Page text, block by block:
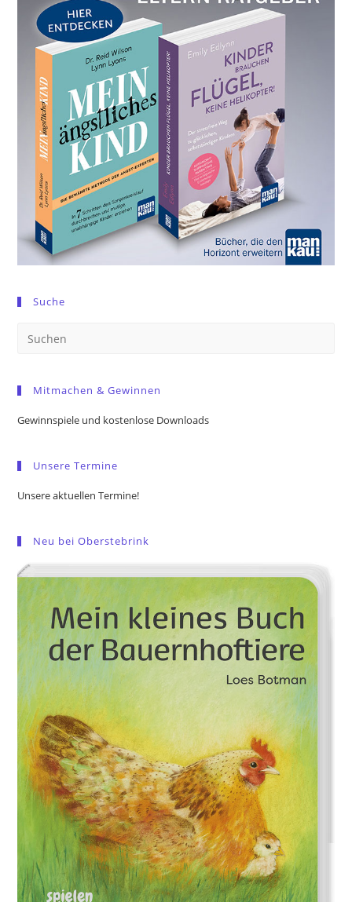
Suche
Mitmachen & Gewinnen
Gewinnspiele und kostenlose Downloads
Unsere Termine
Unsere aktuellen Termine!
Neu bei Oberstebrink